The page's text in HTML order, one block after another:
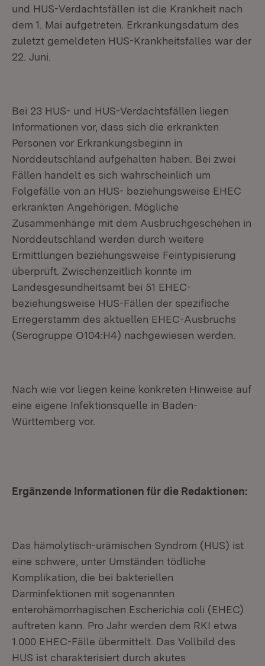
und HUS-Verdachtsfällen ist die Krankheit nach
dem 1. Mai aufgetreten. Erkrankungsdatum des
zuletzt gemeldeten HUS-Krankheitsfalles war der
22. Juni.
Bei 23 HUS- und HUS-Verdachtsfällen liegen
Informationen vor, dass sich die erkrankten
Personen vor Erkrankungsbeginn in
Norddeutschland aufgehalten haben. Bei zwei
Fällen handelt es sich wahrscheinlich um
Folgefälle von an HUS- beziehungsweise EHEC
erkrankten Angehörigen. Mögliche
Zusammenhänge mit dem Ausbruchgeschehen in
Norddeutschland werden durch weitere
Ermittlungen beziehungsweise Feintypisierung
überprüft. Zwischenzeitlich konnte im
Landesgesundheitsamt bei 51 EHEC-
beziehungsweise HUS-Fällen der spezifische
Erregerstamm des aktuellen EHEC-Ausbruchs
(Serogruppe O104:H4) nachgewiesen werden.
Nach wie vor liegen keine konkreten Hinweise auf
eine eigene Infektionsquelle in Baden-
Württemberg vor.
Ergänzende Informationen für die Redaktionen:
Das hämolytisch-urämischen Syndrom (HUS) ist
eine schwere, unter Umständen tödliche
Komplikation, die bei bakteriellen
Darminfektionen mit sogenannten
enterohämorrhagischen Escherichia coli (EHEC)
auftreten kann. Pro Jahr werden dem RKI etwa
1.000 EHEC-Fälle übermittelt. Das Vollbild des
HUS ist charakterisiert durch akutes